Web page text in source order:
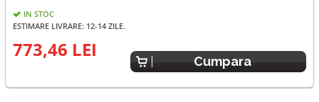
IN STOC
ESTIMARE LIVRARE: 12-14 ZILE.
773,46 LEI
Cumpara